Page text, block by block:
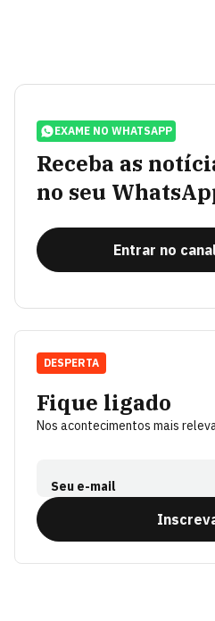
EXAME NO WHATSAPP
Receba as
no seu
Entrar no
Fique ligado
Nos acontecimentos mais
Seu e-mail
DESPERTA